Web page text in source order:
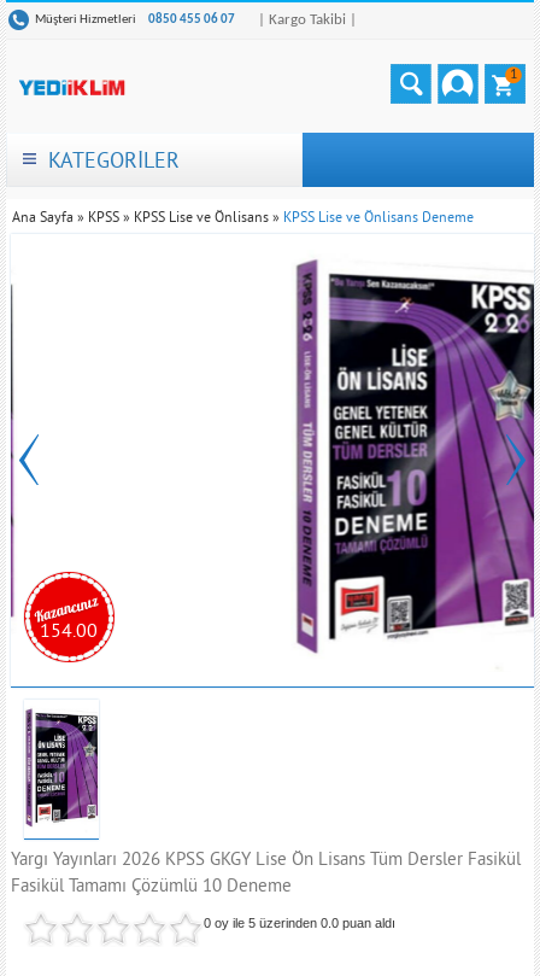
Müşteri Hizmetleri 0850 455 06 07 | Kargo Takibi |
1
KATEGORİLER
Ana Sayfa » KPSS » KPSS Lise ve Önlisans » KPSS Lise ve Önlisans Deneme
154.00
Yargı Yayınları 2026 KPSS GKGY Lise Ön Lisans Tüm Dersler Fasikül
Fasikül Tamamı Çözümlü 10 Deneme
0 oy ile 5 üzerinden0.0 puan aldı